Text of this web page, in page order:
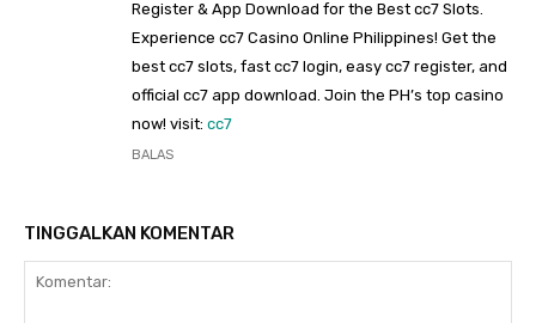
Register & App Download for the Best cc7 Slots.
Experience cc7 Casino Online Philippines! Get the
best cc7 slots, fast cc7 login, easy cc7 register, and
official cc7 app download. Join the PH’s top casino
now! visit: cc7
BALAS
TINGGALKAN KOMENTAR